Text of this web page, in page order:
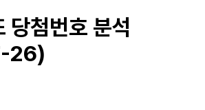
첨번호 분석
26)